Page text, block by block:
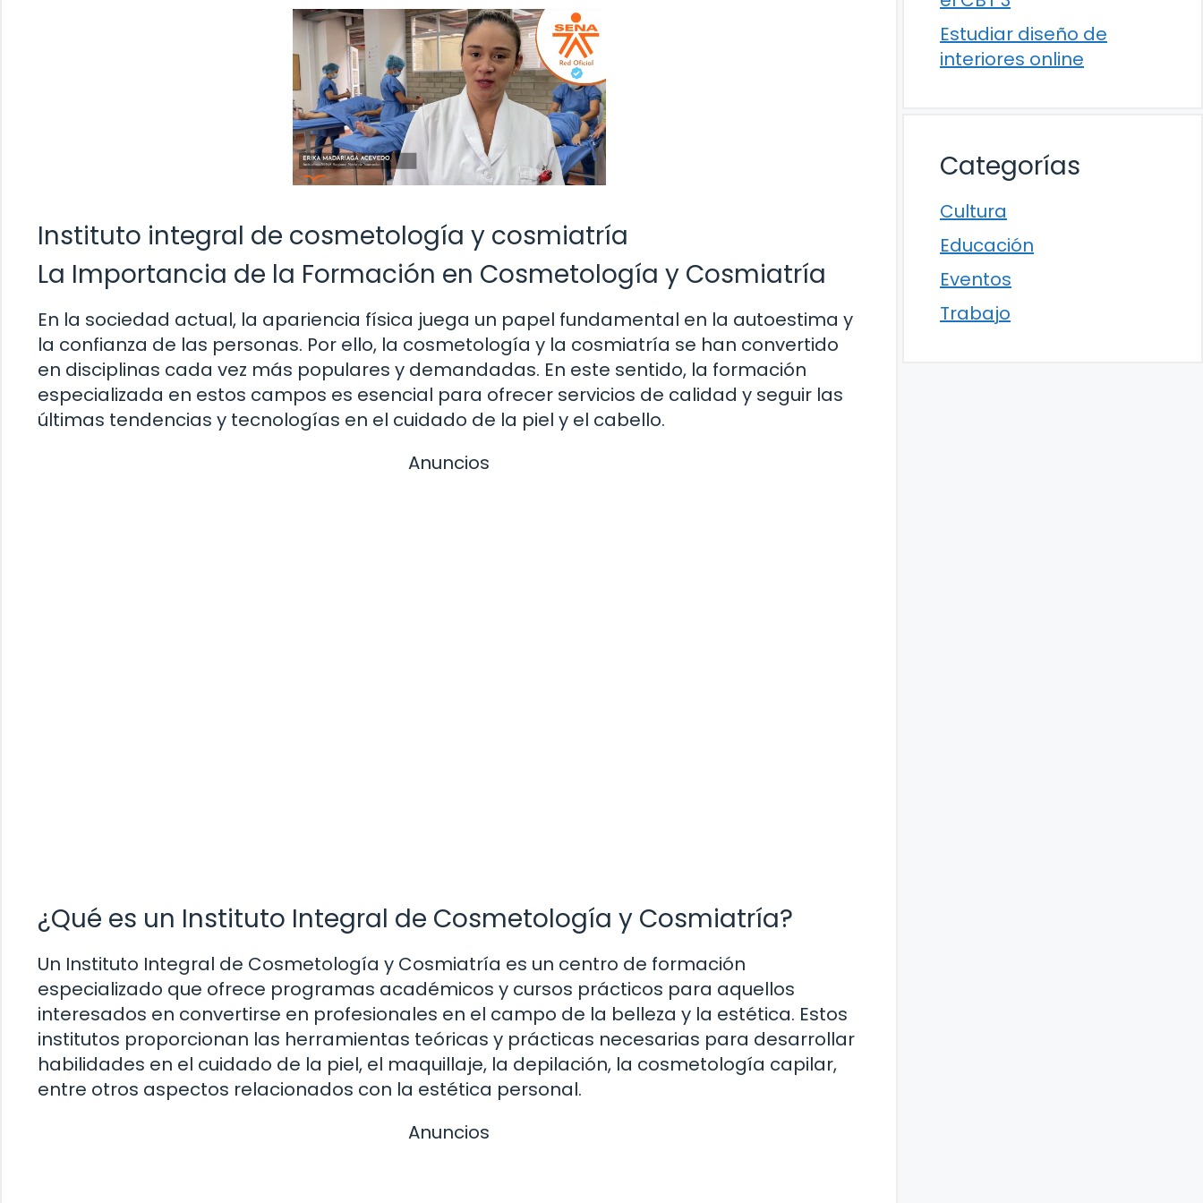
Instituto integral de cosmetología y cosmiatría
La Importancia de la Formación en Cosmetología y Cosmiatría
En la sociedad actual, la apariencia física juega un papel fundamental en la autoestima y
la confianza de las personas. Por ello, la cosmetología y la cosmiatría se han convertido
en disciplinas cada vez más populares y demandadas. En este sentido, la formación
especializada en estos campos es esencial para ofrecer servicios de calidad y seguir las
últimas tendencias y tecnologías en el cuidado de la piel y el cabello.
Anuncios
¿Qué es un Instituto Integral de Cosmetología y Cosmiatría?
Un Instituto Integral de Cosmetología y Cosmiatría es un centro de formación
especializado que ofrece programas académicos y cursos prácticos para aquellos
interesados en convertirse en profesionales en el campo de la belleza y la estética. Estos
institutos proporcionan las herramientas teóricas y prácticas necesarias para desarrollar
habilidades en el cuidado de la piel, el maquillaje, la depilación, la cosmetología capilar,
entre otros aspectos relacionados con la estética personal.
Anuncios
Estudiar diseño de
interiores online
Categorías
Cultura
Educación
Eventos
Trabajo